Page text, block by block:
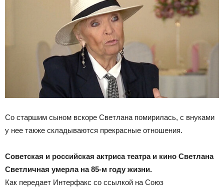
Со старшим сыном вскоре Светлана помирилась, с внуками
у нее также складываются прекрасные отношения.
Советская и российская актриса театра и кино Светлана
Светличная умерла на 85-м году жизни.
Как передает Интерфакс со ссылкой на Союз